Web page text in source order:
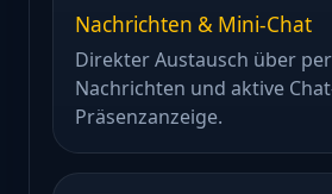
Nachrichten & Mini-Chat
Direkter Austausch über
Nachrichten und aktive
Präsenzanzeige.